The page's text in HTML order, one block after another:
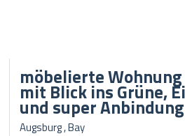
möbelierte
mit Blick ins Grüne,
und super
Augsburg , Bay